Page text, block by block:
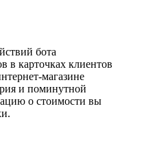
бота
в карточках клиентов
магазине
и поминутной
о стоимости вы